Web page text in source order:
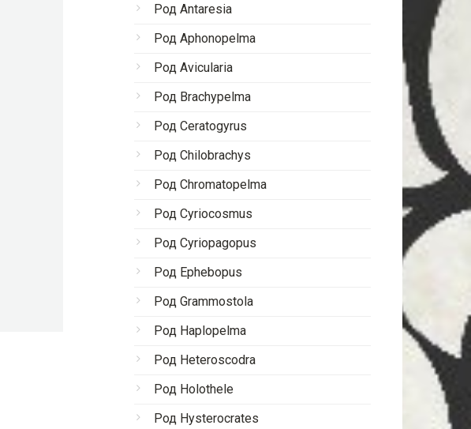
Род Antaresia
Род Aphonopelma
Род Avicularia
Род Brachypelma
Род Ceratogyrus
Род Chilobrachys
Род Chromatopelma
Род Cyriocosmus
Род Cyriopagopus
Род Ephebopus
Род Grammostola
Род Haplopelma
Род Heteroscodra
Род Holothele
Род Hysterocrates